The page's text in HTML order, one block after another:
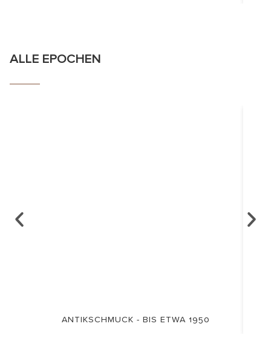
ALLE EPOCHEN
ANTIKSCHMUCK - BIS ETWA 1950